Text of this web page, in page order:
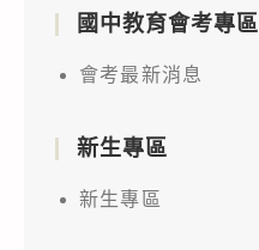
國中教育會考專區
會考最新消息
新生專區
新生專區